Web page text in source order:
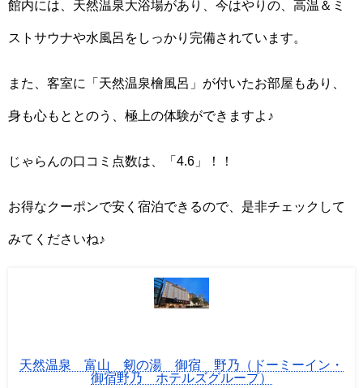
館内には、天然温泉大浴場があり、今はやりの、高温＆ミ
ストサウナや水風呂をしっかり完備されています。
また、客室に「天然温泉檜風呂」が付いたお部屋もあり、
身も心もととのう、極上の体験ができますよ♪
じゃらんの口コミ点数は、「4.6」！！
お得なクーポンで安く宿泊できるので、是非チェックして
みてくださいね♪
天然温泉 富山 剱の湯 御宿 野乃（ドーミーイン・
御宿野乃 ホテルズグループ）